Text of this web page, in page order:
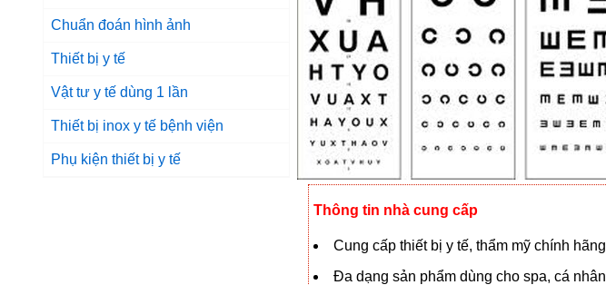
Chuẩn đoán hình ảnh
Thiết bị y tế
Vật tư y tế dùng 1 lần
Thiết bị inox y tế bệnh viện
Phụ kiện thiết bị y tế
Thông tin nhà cung cấp
Cung cấp thiết bị y tế, thẩm mỹ chính hãng
Đa dạng sản phẩm dùng cho spa, cá nhân